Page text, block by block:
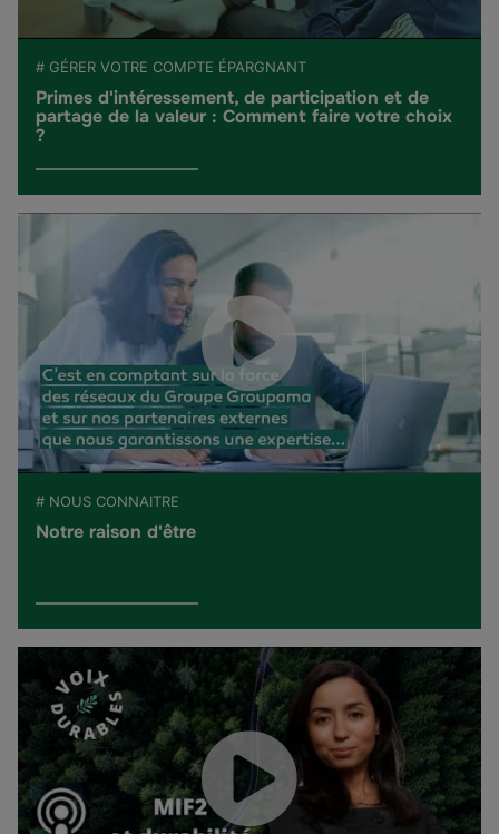
# GÉRER VOTRE COMPTE ÉPARGNANT
Primes d'intéressement, de participation et de
partage de la valeur : Comment faire votre choix
?
# NOUS CONNAITRE
Notre raison d'être